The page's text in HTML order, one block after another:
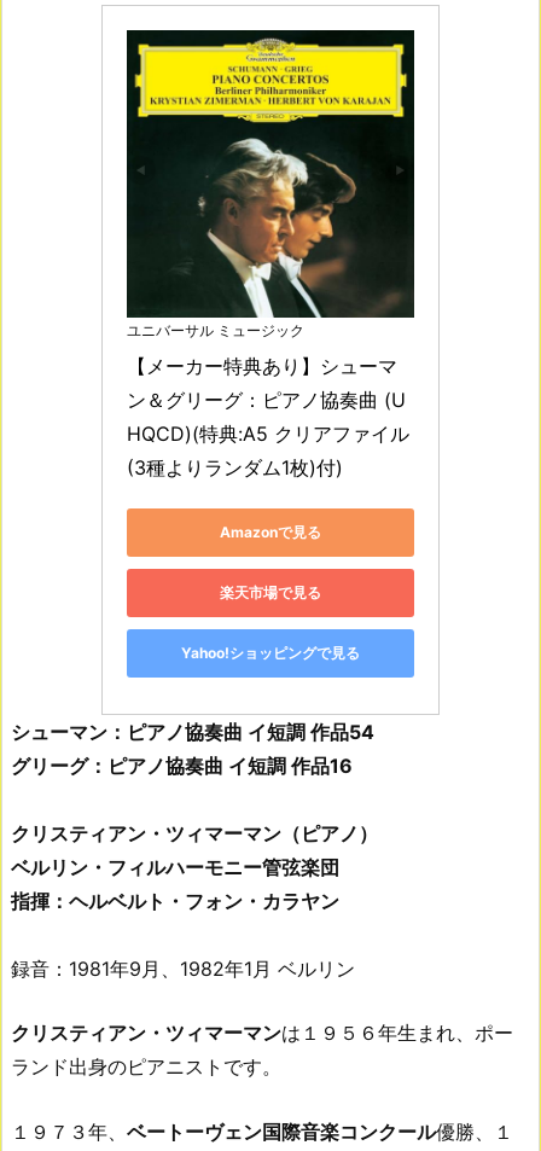
ユニバーサル ミュージック
【メーカー特典あり】シューマ
ン＆グリーグ：ピアノ協奏曲 (U
HQCD)(特典:A5 クリアファイル
(3種よりランダム1枚)付)
Amazonで見る
楽天市場で見る
Yahoo!ショッピングで見る
シューマン：ピアノ協奏曲 イ短調 作品54
グリーグ：ピアノ協奏曲 イ短調 作品16
クリスティアン・ツィマーマン（ピアノ）
ベルリン・フィルハーモニー管弦楽団
指揮：ヘルベルト・フォン・カラヤン
録音：1981年9月、1982年1月 ベルリン
クリスティアン・ツィマーマンは１９５６年生まれ、ポー
ランド出身のピアニストです。
１９７３年、 ベートーヴェン国際音楽コンクール優勝、１